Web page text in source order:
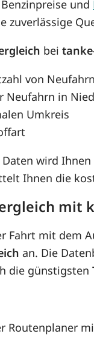
und
zuverlässige
bei
von
Neufahrn in
Umkreis
Daten wird
Ihnen die
mit
Fahrt mit dem
an. Die
die günstigsten
Routenplaner